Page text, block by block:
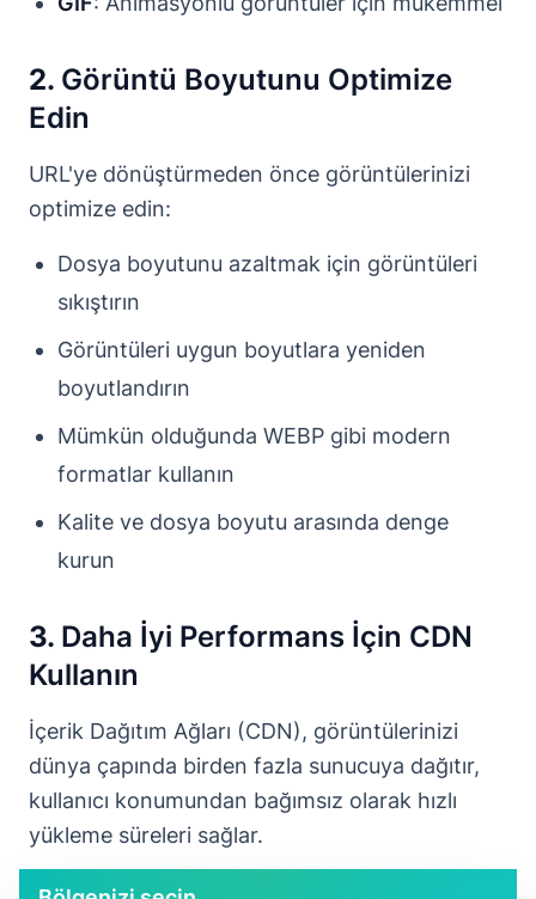
2. Görüntü Boyutunu Optimize
Edin
URL'ye dönüştürmeden önce görüntülerinizi
optimize edin:
Dosya boyutunu azaltmak için görüntüleri
sıkıştırın
Görüntüleri uygun boyutlara yeniden
boyutlandırın
Mümkün olduğunda WEBP gibi modern
formatlar kullanın
Kalite ve dosya boyutu arasında denge
kurun
3. Daha İyi Performans İçin CDN
Kullanın
İçerik Dağıtım Ağları (CDN), görüntülerinizi
dünya çapında birden fazla sunucuya dağıtır,
kullanıcı konumundan bağımsız olarak hızlı
yükleme süreleri sağlar.